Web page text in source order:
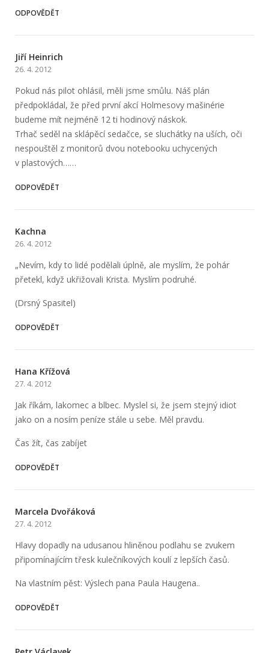
ODPOVĚDĚT
Jiří Heinrich
26. 4. 2012
Pokud nás pilot ohlásil, měli jsme smůlu. Náš plán
předpokládal, že před první akcí Holmesovy mašinérie
budeme mít nejméně 12 ti hodinový náskok.
Trhač seděl na sklápěcí sedačce, se sluchátky na uších, oči
nespouštěl z monitorů dvou notebooku uchycených
v plastových……
ODPOVĚDĚT
Kachna
26. 4. 2012
„Nevím, kdy to lidé podělali úplně, ale myslím, že pohár
přetekl, když ukřižovali Krista. Myslím podruhé.
(Drsný Spasitel)
ODPOVĚDĚT
Hana Křížová
27. 4. 2012
Jak říkám, lakomec a blbec. Myslel si, že jsem stejný idiot
jako on a nosím peníze stále u sebe. Měl pravdu.
Čas žít, čas zabíjet
ODPOVĚDĚT
Marcela Dvořáková
27. 4. 2012
Hlavy dopadly na udusanou hliněnou podlahu se zvukem
připomínajícím třesk kulečníkových koulí z lepších časů.
Na vlastním pěst: Výslech pana Paula Haugena..
ODPOVĚDĚT